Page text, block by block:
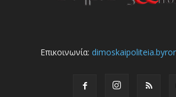
Επικοινωνία: